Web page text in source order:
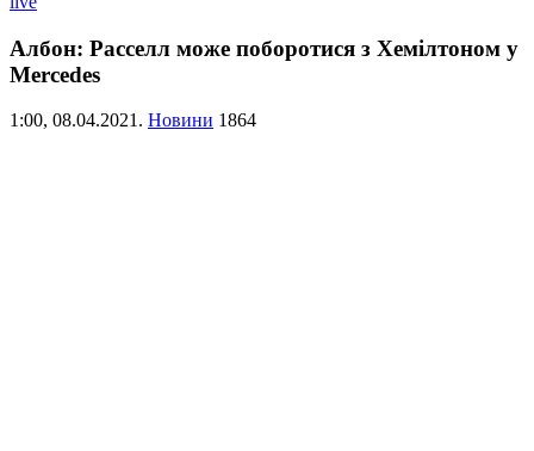
Албон: Расселл може поборотися з Хемілтоном у
Mercedes
1:00, 08.04.2021. Новини 1864